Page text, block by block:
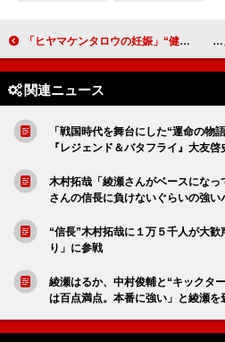
「ヒヤマケンタロウの妊娠」“健太郎”斎藤工と“亜季”上野樹里が衝突 「家族に対する考え方の違いって響いてくるもんなあ」
関連ニュース
「戦国時代を舞台にした“運命の物
『レジェンド＆バタフライ』大友啓
木村拓哉「綾瀬さんがベースにな
さんの信長に負けないぐらいの強い
“信長”木村拓哉に１万５千人が大
り」に参戦
綾瀬はるか、中村俊輔と“キックタ
は百点満点。本番に強い」と綾瀬を